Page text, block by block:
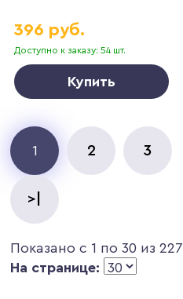
Доступно к заказу: 54 шт.
396 руб.
Купить
1 2 3
>|
Показано с 1 по 30 из
На странице: